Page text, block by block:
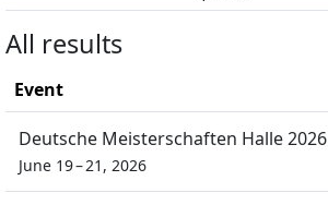
All results
Event
Deutsche Meisterschaften Halle 2026
June 19 – 21, 2026